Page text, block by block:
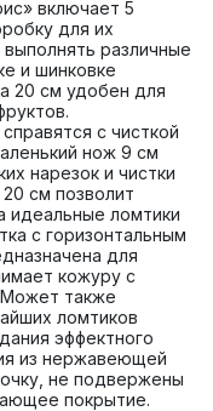
включает 5
для их
различные
и шинковке
20 см удобен для
с чисткой
нож 9 см
нарезок и чистки
см позволит
идеальные ломтики
с горизонтальным
для
кожуру с
Может также
ломтиков
эффектного
из нержавеющей
не подвержены
покрытие.